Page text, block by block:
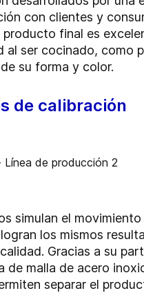
con clientes y
producto final es
al ser cocinado, como
su forma y color.
de calibración
simulan el
los mismos
Gracias a su
de malla de acero
separar el